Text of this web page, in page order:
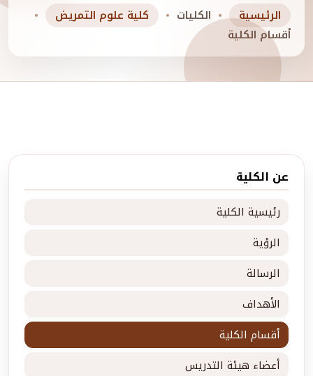
الرئيسية الكليات
كلية علوم التمريض
أقسام الكلية
عن الكلية
رئيسية الكلية
الرؤية
الرسالة
الأهداف
أقسام الكلية
أعضاء هيئة التدريس